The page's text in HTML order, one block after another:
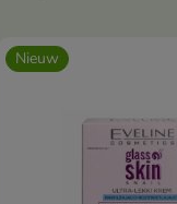
Nieuw